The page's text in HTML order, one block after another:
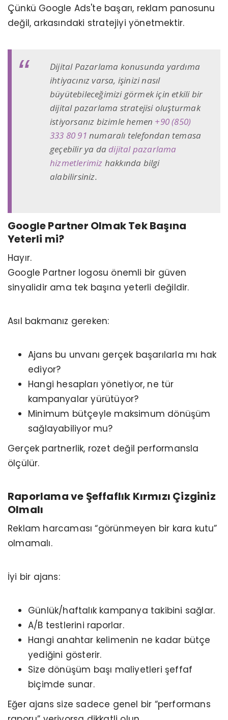
Çünkü Google Ads'te başarı, reklam panosunu
değil, arkasındaki stratejiyi yönetmektir.
Dijital Pazarlama konusunda yardıma
ihtiyacınız varsa, işinizi nasıl
büyütebileceğimizi görmek için etkili bir
dijital pazarlama stratejisi oluşturmak
istiyorsanız bizimle hemen +90 (850)
333 80 91 numaralı telefondan temasa
geçebilir ya da dijital pazarlama
hizmetlerimiz hakkında bilgi
alabilirsiniz.
Google Partner Olmak Tek Başına
Yeterli mi?
Hayır.
Google Partner logosu önemli bir güven
sinyalidir ama tek başına yeterli değildir.
Asıl bakmanız gereken:
Ajans bu unvanı gerçek başarılarla mı hak
ediyor?
Hangi hesapları yönetiyor, ne tür
kampanyalar yürütüyor?
Minimum bütçeyle maksimum dönüşüm
sağlayabiliyor mu?
Gerçek partnerlik, rozet değil performansla
ölçülür.
Raporlama ve Şeffaflık Kırmızı Çizginiz
Olmalı
Reklam harcaması “görünmeyen bir kara kutu”
olmamalı.
İyi bir ajans:
Günlük/haftalık kampanya takibini sağlar.
A/B testlerini raporlar.
Hangi anahtar kelimenin ne kadar bütçe
yediğini gösterir.
Size dönüşüm başı maliyetleri şeffaf
biçimde sunar.
Eğer ajans size sadece genel bir “performans